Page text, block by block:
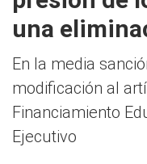
una
En la media
modificación al
Financiamiento
Ejecutivo